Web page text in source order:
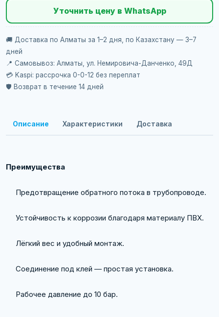
Уточнить цену в WhatsApp
🚚 Доставка по Алматы за 1–2 дня, по Казахстану — 3–7
дней
📍 Самовывоз: Алматы, ул. Немировича-Данченко, 49Д
💳 Kaspi: рассрочка 0-0-12 без переплат
🛡️ Возврат в течение 14 дней
Описание Характеристики Доставка
Преимущества
Предотвращение обратного потока в трубопроводе.
Устойчивость к коррозии благодаря материалу ПВХ.
Лёгкий вес и удобный монтаж.
Соединение под клей — простая установка.
Рабочее давление до 10 бар.